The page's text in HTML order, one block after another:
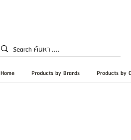
Home Products by Brands Products by